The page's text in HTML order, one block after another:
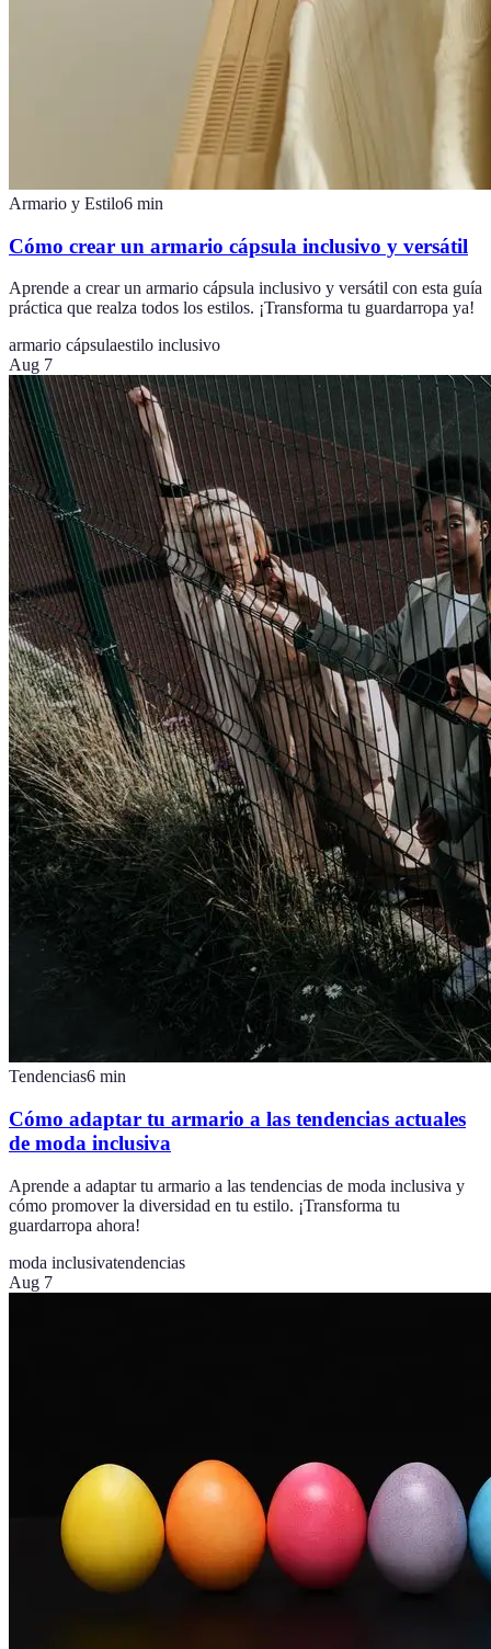
Armario y Estilo6 min
Cómo crear un armario cápsula inclusivo y versátil
Aprende a crear un armario cápsula inclusivo y versátil con esta guía
práctica que realza todos los estilos. ¡Transforma tu guardarropa ya!
armario cápsulaestilo inclusivo
Aug 7
Tendencias6 min
Cómo adaptar tu armario a las tendencias actuales
de moda inclusiva
Aprende a adaptar tu armario a las tendencias de moda inclusiva y
cómo promover la diversidad en tu estilo. ¡Transforma tu
guardarropa ahora!
moda inclusivatendencias
Aug 7